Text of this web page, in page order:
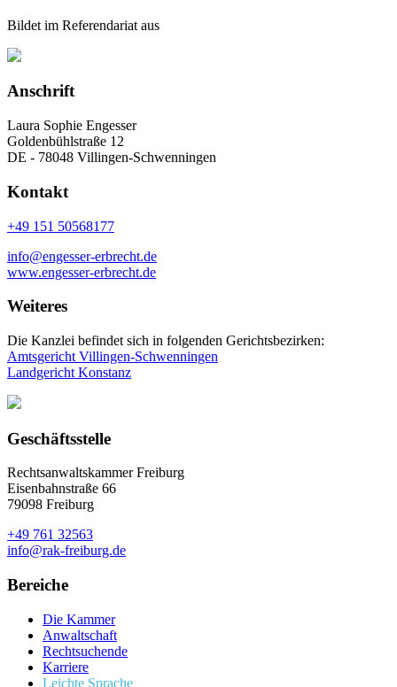
Bildet im Referendariat aus
Anschrift
Laura Sophie Engesser
Goldenbühlstraße 12
DE - 78048 Villingen-Schwenningen
Kontakt
+49 151 50568177
info@engesser-erbrecht.de
www.engesser-erbrecht.de
Weiteres
Die Kanzlei befindet sich in folgenden Gerichtsbezirken:
Amtsgericht Villingen-Schwenningen
Landgericht Konstanz
Geschäftsstelle
Rechtsanwaltskammer Freiburg
Eisenbahnstraße 66
79098 Freiburg
+49 761 32563
info@rak-freiburg.de
Bereiche
Die Kammer
Anwaltschaft
Rechtsuchende
Karriere
Leichte Sprache